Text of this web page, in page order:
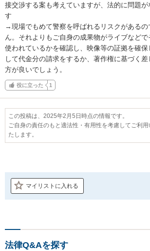
接交渉する案も考えていますが、法的に問題が
す
→現場でもめて警察を呼ばれるリスクがあるの
ん。それよりもご自身の成果物がライブなど
使われているかを確認し、映像等の証拠を確保
して代金分の請求をするか、著作権に基づく
方が良いでしょう。
役に立った 1
この投稿は、2025年2月5日時点の情報です。
ご自身の責任のもと適法性・有用性を考慮してご利
たします。
マイリストに入れる
法律Q&Aを探す